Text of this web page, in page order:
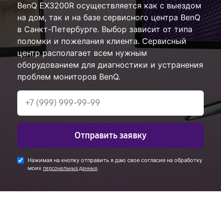
BenQ EX3200R осуществляется как с выездом
на дом, так и на базе сервисного центра BenQ
в Санкт-Петербурге. Выбор зависит от типа
поломки и пожелания клиента. Сервисный
центр располагает всем нужным
оборудованием для диагностики и устранения
проблем мониторов BenQ.
Отправить заявку
Нажимая на кнопку отправить я даю свое согласие на обработку
моих персональных данных.